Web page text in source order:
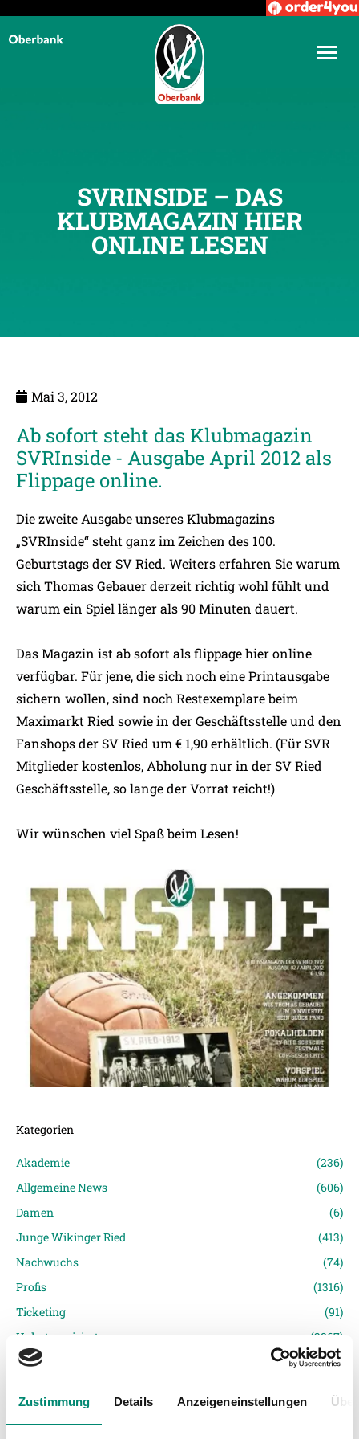
Zustimmung Details Anzeigeneinstellungen
SVRINSIDE – DAS
KLUBMAGAZIN HIER
ONLINE LESEN
Mai 3, 2012
Ab sofort steht das Klubmagazin
SVRInside - Ausgabe April 2012 als
Flippage online.
Die zweite Ausgabe unseres Klubmagazins
„SVRInside“ steht ganz im Zeichen des 100.
Geburtstags der SV Ried. Weiters erfahren Sie warum
sich Thomas Gebauer derzeit richtig wohl fühlt und
warum ein Spiel länger als 90 Minuten dauert.
Das Magazin ist ab sofort alsflippage hier online
verfügbar. Für jene, die sich noch eine Printausgabe
sichern wollen, sind noch Restexemplare beim
Maximarkt Ried sowie in der Geschäftsstelle und den
Fanshops der SV Ried um € 1,90 erhältlich. (Für SVR
Mitglieder kostenlos, Abholung nur in der SV Ried
Geschäftsstelle, so lange der Vorrat reicht!)
Wir wünschen viel Spaß beim Lesen!
Kategorien
Akademie
(236)
Allgemeine News
(606)
Damen
(6)
Junge Wikinger Ried
(413)
Nachwuchs
(74)
Profis
(1316)
Ticketing
(91)
Unkategorisiert
(2867)